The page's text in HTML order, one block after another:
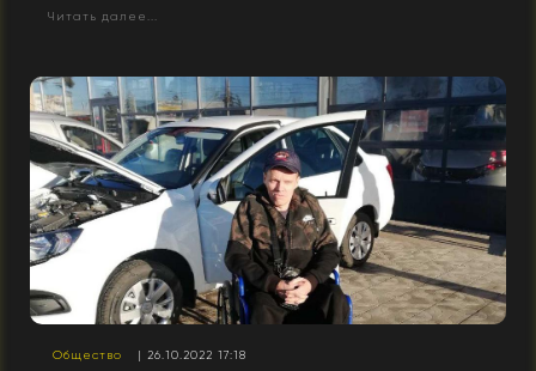
Читать далее...
Общество | 26.10.2022 17:18